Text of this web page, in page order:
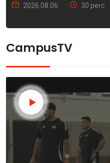
2026.08.06.
30 perc
CampusTV